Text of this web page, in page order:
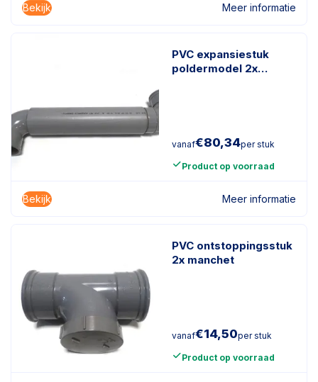
Bekijk Meer informatie
PVC expansiestuk
poldermodel 2x
vanaf€80,34per stuk
Product op voorraad
Bekijk Meer informatie
PVC ontstoppingsstuk
2x manchet
vanaf€14,50per stuk
Product op voorraad